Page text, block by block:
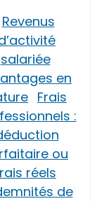
Revenus
salariée
en
Frais
:
ou
réels
de